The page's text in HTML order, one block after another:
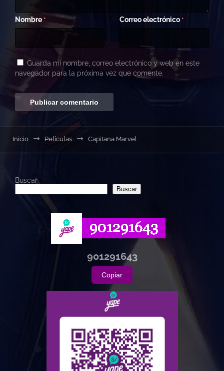
Nombre * Correo electrónico *
Guarda mi nombre, correo electrónico y web en este
navegador para la próxima vez que comente.
Inicio Películas Capitana Marvel
Buscar
Buscar
901291643
Copiar